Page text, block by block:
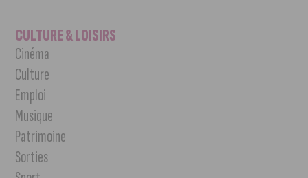
CULTURE & LOISIRS
Cinéma
Culture
Emploi
Musique
Patrimoine
Sorties